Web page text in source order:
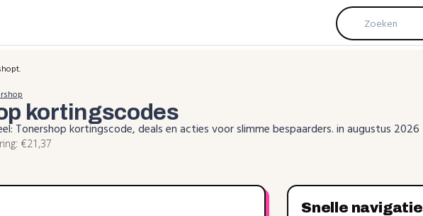
kortingscodes
Tonershop kortingscode, deals en acties voor slimme bespaarders. in augustus 2026
€21,37
Snelle navigatie